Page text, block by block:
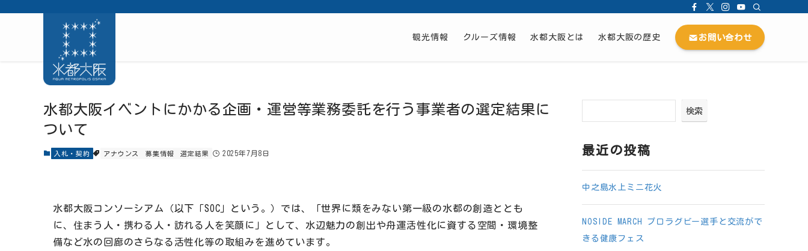
観光情報 クルーズ情報 水都大阪とは 水都大阪の歴史 お問い合わせ
水都大阪イベントにかかる企画・運営等業務委託を行う事業者の選定結果に
ついて
入札・契約 アナウンス 募集情報 選定結果 2025年7月8日
水都大阪コンソーシアム（以下「SOC」という。）では、「世界に類をみない第一級の水都の創造ととも
に、住まう人・携わる人・訪れる人を笑顔に」として、水辺魅力の創出や舟運活性化に資する空間・環境整
備など水の回廊のさらなる活性化等の取組みを進めています。
検索
最近の投稿
中之島水上ミニ花火
NOSIDE MARCH プロラグビー選手と交流がで
きる健康フェス